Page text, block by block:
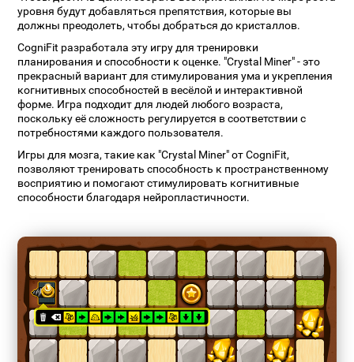
уровня будут добавляться препятствия, которые вы
должны преодолеть, чтобы добраться до кристаллов.
CogniFit разработала эту игру для тренировки
планирования и способности к оценке. "Crystal Miner" - это
прекрасный вариант для стимулирования ума и укрепления
когнитивных способностей в весёлой и интерактивной
форме. Игра подходит для людей любого возраста,
поскольку её сложность регулируется в соответствии с
потребностями каждого пользователя.
Игры для мозга, такие как "Crystal Miner" от CogniFit,
позволяют тренировать способность к пространственному
восприятию и помогают стимулировать когнитивные
способности благодаря нейропластичности.